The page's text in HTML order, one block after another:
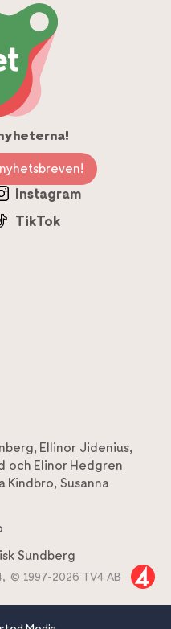
Instagram
TikTok
, Ellinor Jidenius,
och Elinor Hedgren
Kindbro, Susanna
Sundberg
© 1997-2026 TV4 AB